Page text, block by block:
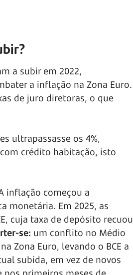
a subir em 2022,
a inflação na Zona Euro.
de juro diretoras, o que
ultrapassasse os 4%,
crédito habitação, isto
inflação começou a
monetária. Em 2025, as
cuja taxa de depósito recuou
se: um conflito no Médio
Zona Euro, levando o BCE a
subida, em vez de novos